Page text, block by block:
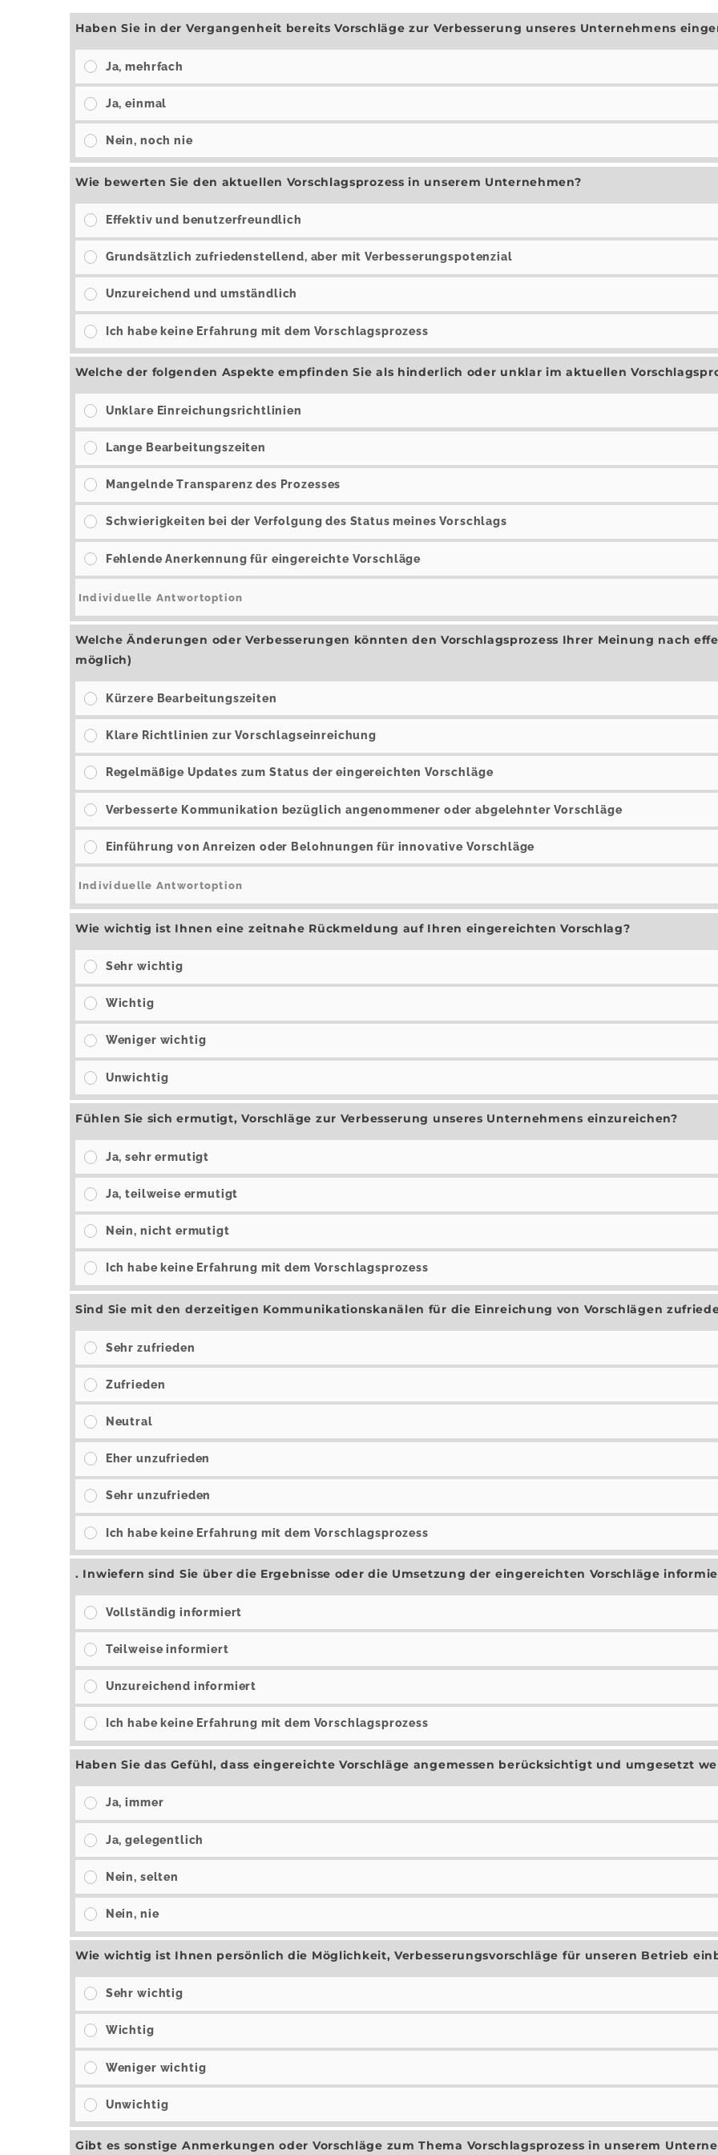
Haben Sie in der Vergangenheit bereits Vorschläge zur Verbesserung unseres Unternehmens
Ja, mehrfach
Ja, einmal
Nein, noch nie
Wie bewerten Sie den aktuellen Vorschlagsprozess in unserem Unternehmen?
Effektiv und benutzerfreundlich
Grundsätzlich zufriedenstellend, aber mit Verbesserungspotenzial
Unzureichend und umständlich
Ich habe keine Erfahrung mit dem Vorschlagsprozess
Welche der folgenden Aspekte empfinden Sie als hinderlich oder unklar im aktuellen
Unklare Einreichungsrichtlinien
Lange Bearbeitungszeiten
Mangelnde Transparenz des Prozesses
Schwierigkeiten bei der Verfolgung des Status meines Vorschlags
Fehlende Anerkennung für eingereichte Vorschläge
Welche Änderungen oder Verbesserungen könnten den Vorschlagsprozess Ihrer Meinung nach
möglich)
Kürzere Bearbeitungszeiten
Klare Richtlinien zur Vorschlagseinreichung
Regelmäßige Updates zum Status der eingereichten Vorschläge
Verbesserte Kommunikation bezüglich angenommener oder abgelehnter Vorschläge
Einführung von Anreizen oder Belohnungen für innovative Vorschläge
Wie wichtig ist Ihnen eine zeitnahe Rückmeldung auf Ihren eingereichten Vorschlag?
Sehr wichtig
Wichtig
Weniger wichtig
Unwichtig
Fühlen Sie sich ermutigt, Vorschläge zur Verbesserung unseres Unternehmens einzureichen?
Ja, sehr ermutigt
Ja, teilweise ermutigt
Nein, nicht ermutigt
Ich habe keine Erfahrung mit dem Vorschlagsprozess
Sind Sie mit den derzeitigen Kommunikationskanälen für die Einreichung von Vorschlägen
Sehr zufrieden
Zufrieden
Neutral
Eher unzufrieden
Sehr unzufrieden
Ich habe keine Erfahrung mit dem Vorschlagsprozess
. Inwiefern sind Sie über die Ergebnisse oder die Umsetzung der eingereichten Vorschläge
Vollständig informiert
Teilweise informiert
Unzureichend informiert
Ich habe keine Erfahrung mit dem Vorschlagsprozess
Haben Sie das Gefühl, dass eingereichte Vorschläge angemessen berücksichtigt und umgesetzt
Ja, immer
Ja, gelegentlich
Nein, selten
Nein, nie
Wie wichtig ist Ihnen persönlich die Möglichkeit, Verbesserungsvorschläge für unseren Betrieb
Sehr wichtig
Wichtig
Weniger wichtig
Unwichtig
Gibt es sonstige Anmerkungen oder Vorschläge zum Thema Vorschlagsprozess in unserem